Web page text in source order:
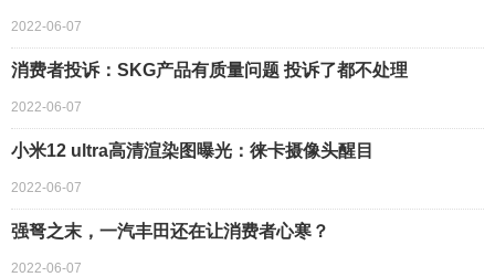
2022-06-07
消费者投诉：SKG产品有质量问题 投诉了都不处理
2022-06-07
小米12 ultra高清渲染图曝光：徕卡摄像头醒目
2022-06-07
强弩之末，一汽丰田还在让消费者心寒？
2022-06-07